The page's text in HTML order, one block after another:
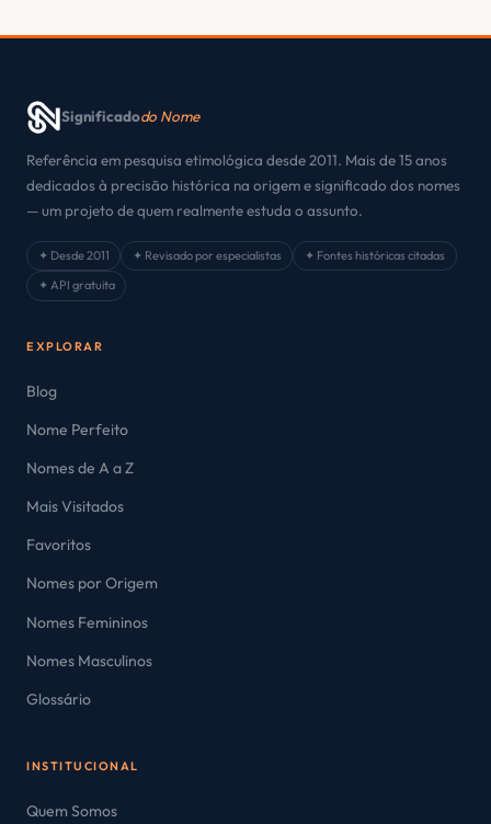
Significadodo Nome
Referência em pesquisa etimológica desde 2011. Mais de 15 anos
dedicados à precisão histórica na origem e significado dos nomes
— um projeto de quem realmente estuda o assunto.
✦ Desde 2011 ✦ Revisado por especialistas
✦ Fontes históricas citadas
✦ API gratuita
EXPLORAR
Blog
Nome Perfeito
Nomes de A a Z
Mais Visitados
Favoritos
Nomes por Origem
Nomes Femininos
Nomes Masculinos
Glossário
INSTITUCIONAL
Quem Somos